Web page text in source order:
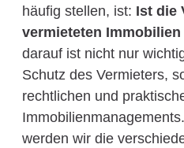
häufig stellen, ist: Ist die
vermieteten Immobilien
darauf ist nicht nur
Schutz des Vermieters,
rechtlichen und
werden wir die